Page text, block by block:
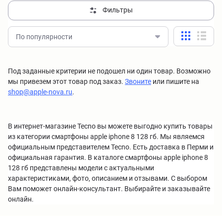
Фильтры
По популярности
Под заданные критерии не подошел ни один товар. Возможно
мы привезем этот товар под заказ. Звоните или пишите на
shop@apple-nova.ru.
В интернет-магазине Tecno вы можете выгодно купить товары
из категории смартфоны apple iphone 8 128 гб. Мы являемся
официальным представителем Tecno. Есть доставка в Перми и
официальная гарантия. В каталоге смартфоны apple iphone 8
128 гб представлены модели с актуальными
характеристиками, фото, описанием и отзывами. С выбором
Вам поможет онлайн-консультант. Выбирайте и заказывайте
онлайн.